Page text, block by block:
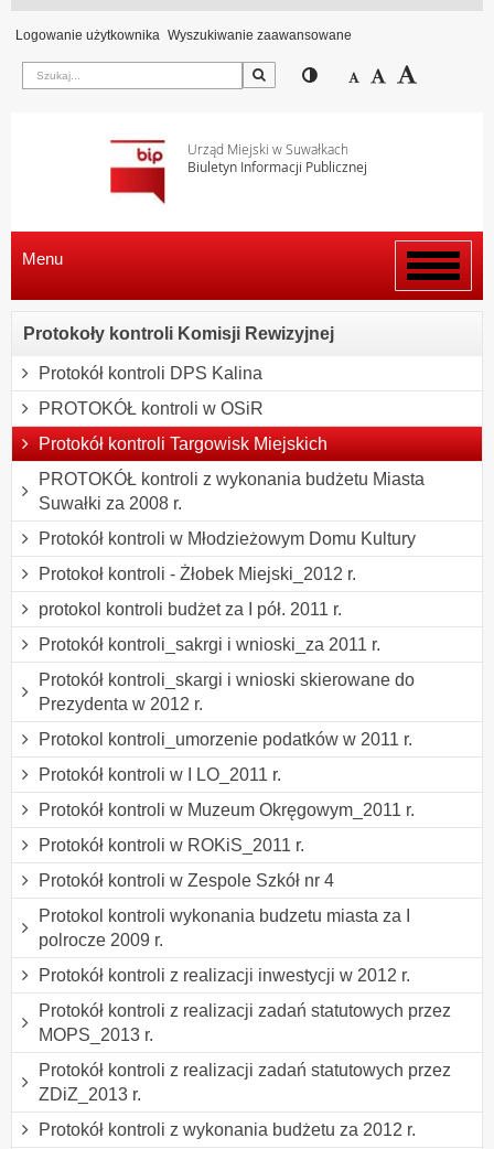
Logowanie użytkownika Wyszukiwanie zaawansowane
Szukaj Przełącz pomiędzy
Zmniejsz
Domyślny
Urząd Miejski w Suwałkach
Biuletyn Informacji Publicznej
Włącz
menu
Menu
Protokoły kontroli Komisji Rewizyjnej
Protokół kontroli DPS Kalina
PROTOKÓŁ kontroli w OSiR
Protokół kontroli Targowisk Miejskich
PROTOKÓŁ kontroli z wykonania budżetu Miasta
Suwałki za 2008 r.
Protokół kontroli w Młodzieżowym Domu Kultury
Protokoł kontroli - Żłobek Miejski_2012 r.
protokol kontroli budżet za I pół. 2011 r.
Protokół kontroli_sakrgi i wnioski_za 2011 r.
Protokół kontroli_skargi i wnioski skierowane do
Prezydenta w 2012 r.
Protokol kontroli_umorzenie podatków w 2011 r.
Protokół kontroli w I LO_2011 r.
Protokół kontroli w Muzeum Okręgowym_2011 r.
Protokół kontroli w ROKiS_2011 r.
Protokół kontroli w Zespole Szkół nr 4
Protokol kontroli wykonania budzetu miasta za I
polrocze 2009 r.
Protokół kontroli z realizacji inwestycji w 2012 r.
Protokół kontroli z realizacji zadań statutowych przez
MOPS_2013 r.
Protokół kontroli z realizacji zadań statutowych przez
ZDiZ_2013 r.
Protokół kontroli z wykonania budżetu za 2012 r.